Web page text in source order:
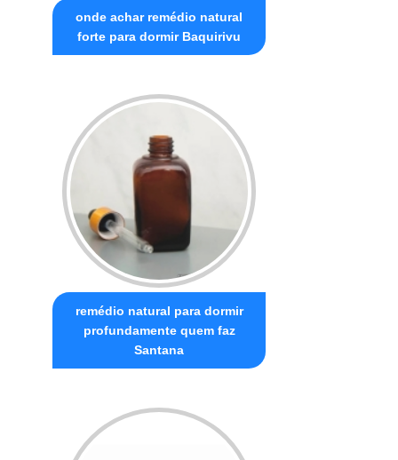
onde achar remédio natural
forte para dormir Baquirivu
remédio natural para dormir
profundamente quem faz
Santana